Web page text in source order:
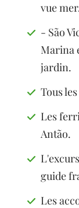
vue
- São
Marina
jardin.
Tous
Les
Antão.
guide
Les